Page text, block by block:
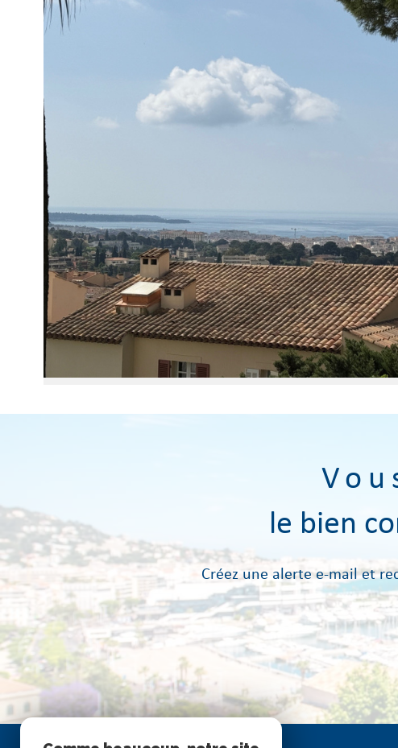
bien
le bien
Créez une alerte e-mail et